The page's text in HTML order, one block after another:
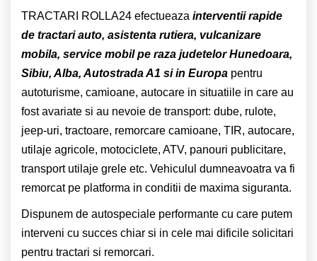
TRACTARI ROLLA24 efectueaza interventii rapide
de tractari auto, asistenta rutiera, vulcanizare
mobila, service mobil pe raza judetelor Hunedoara,
Sibiu, Alba, Autostrada A1 si in Europa pentru
autoturisme, camioane, autocare in situatiile in care au
fost avariate si au nevoie de transport: dube, rulote,
jeep-uri, tractoare, remorcare camioane, TIR, autocare,
utilaje agricole, motociclete, ATV, panouri publicitare,
transport utilaje grele etc. Vehiculul dumneavoatra va fi
remorcat pe platforma in conditii de maxima siguranta.
Dispunem de autospeciale performante cu care putem
interveni cu succes chiar si in cele mai dificile solicitari
pentru tractari si remorcari.